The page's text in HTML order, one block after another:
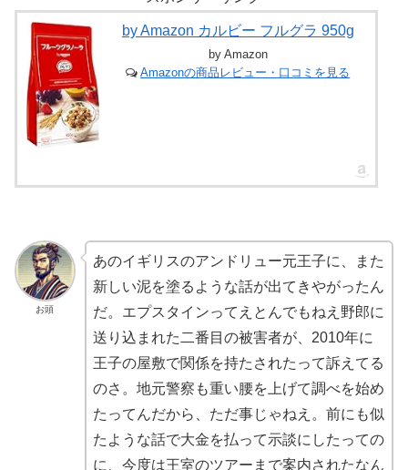
賛！【海外の反
応】
by Amazon カルビー フルグラ 950g
by Amazon
Amazonの商品レビュー・口コミを見る
お頭
あのイギリスのアンドリュー元王子に、また
新しい泥を塗るような話が出てきやがったん
だ。エプスタインってえとんでもねえ野郎に
送り込まれた二番目の被害者が、2010年に
王子の屋敷で関係を持たされたって訴えてる
のさ。地元警察も重い腰を上げて調べを始め
たってんだから、ただ事じゃねえ。前にも似
たような話で大金を払って示談にしたっての
に、今度は王室のツアーまで案内されたなん